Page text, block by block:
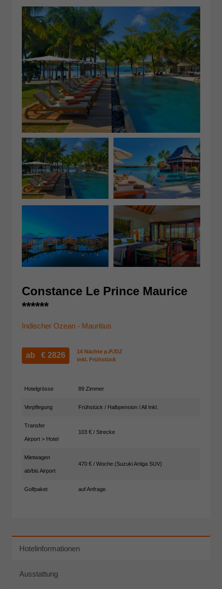
Constance Le Prince Maurice
******
Indischer Ozean - Mauritius
ab €2826
14 Nächte p.P./DZ
inkl. Frühstück
Hotelgrösse 89 Zimmer
Verpflegung Frühstück / Halbpension / All Inkl.
Transfer
Airport > Hotel
103 € / Strecke
Mietwagen
ab/bis Airport
470 € / Woche (Suzuki Artiga SUV)
Golfpaket auf Anfrage.
Hotelinformationen
Ausstattung